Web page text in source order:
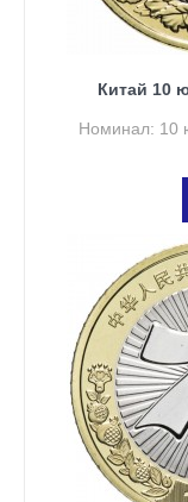
Китай 10
Номинал: 10